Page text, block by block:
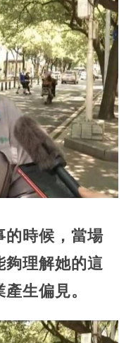
的時候，當場
夠理解她的這
生偏見。